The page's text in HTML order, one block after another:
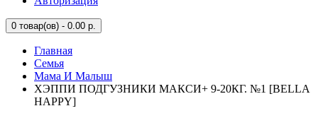
0 товар(ов) - 0.00 р.
Главная
Семья
Мама И Малыш
ХЭППИ ПОДГУЗНИКИ МАКСИ+ 9-20КГ. №1 [BELLA
HAPPY]